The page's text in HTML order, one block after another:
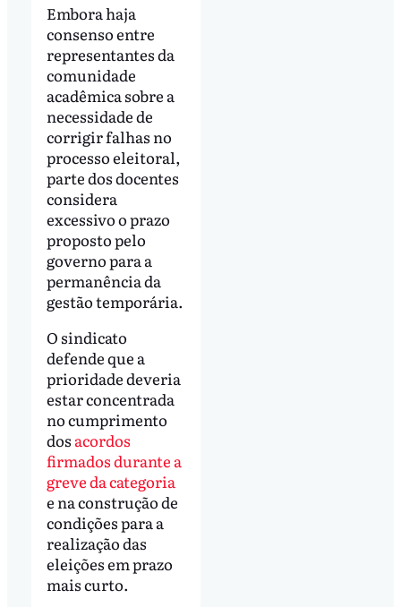
Embora haja
consenso entre
representantes da
comunidade
acadêmica sobre a
necessidade de
corrigir falhas no
processo eleitoral,
parte dos docentes
considera
excessivo o prazo
proposto pelo
governo para a
permanência da
gestão temporária.
O sindicato
defende que a
prioridade deveria
estar concentrada
no cumprimento
dos acordos
firmados durante a
greve da categoria
e na construção de
condições para a
realização das
eleições em prazo
mais curto.